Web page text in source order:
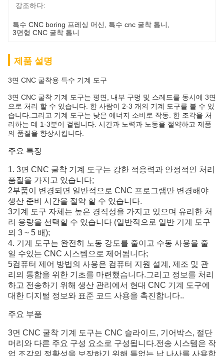
강조하다:
특수 CNC boring 프레싱 머신 특수 cnc 굴착 톱니
3면형 CNC 굴착 톱니
제품 설명
3면 CNC 굴착용 특수 기계 도구
3면 CNC 굴착 기계 도구는 평면, 내부 구멍 및 스레드를 동시에 3면
으로 처리 할 수 있습니다. 한 사람이 2-3 개의 기계 도구를 볼 수 있
습니다.그리고 기계 도구는 낮은 에너지 소비로 작동. 한 조각을 처
리하는 데 1-3분이 걸립니다. 시간과 노력과 노동을 절약하고 제품
의 품질을 향상시킵니다.
주요 특징
1. 3면 CNC 굴착 기계 도구는 강한 적응력과 안정적인 처리
품질을 가지고 있습니다;
2부품이 변경되면 일반적으로 CNC 프로그램만 변경해야
생산 준비 시간을 절약 할 수 있습니다.
3기계 도구 자체는 높은 경직성을 가지고 있으며 유리한 처
리 용량을 선택할 수 있습니다 (일반적으로 일반 기계 도구
의 3 ~ 5 배);
4. 기계 도구는 완전히 노동 강도를 줄이고 수동 사용을 줄
일 수있는 CNC 시스템으로 제어됩니다;
5컴퓨터 제어 방법의 사용은 컴퓨터 지원 설계, 제조 및 관
리의 통합을 위한 기초를 마련했습니다.그리고 정보를 처리
하고 전송하기 위해 생산 관리에서 현대 CNC 기계 도구에
대한 디지털 정보와 표준 코드 사용을 촉진합니다..
주요 부품
3면 CNC 굴착 기계 도구는 CNC 슬라이드, 기어박스, 절단
머리와 다른 주요 구성 요소로 구성됩니다.전송 시스템은 작
업 조각의 정확성을 보장하기 위해 틈없는 납 나사를 사용합